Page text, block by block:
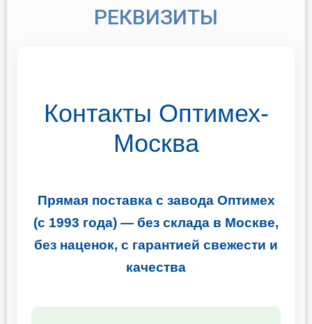
РЕКВИЗИТЫ
Контакты Оптимех-
Москва
Прямая поставка с завода Оптимех
(с 1993 года) — без склада в Москве,
без наценок, с гарантией свежести и
качества